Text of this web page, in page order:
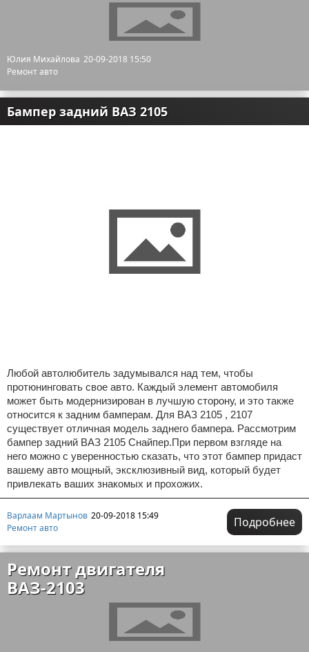
Юлия Михайлова 20-09-2018 15:50
Ремонт авто
Бампер задний ВАЗ 2105
Любой автолюбитель задумывался над тем, чтобы
протюнинговать свое авто. Каждый элемент автомобиля
может быть модернизирован в лучшую сторону, и это также
относится к задним бамперам. Для ВАЗ 2105 , 2107
существует отличная модель заднего бампера. Рассмотрим
бампер задний ВАЗ 2105 Снайпер.При первом взгляде на
него можно с уверенностью сказать, что этот бампер придаст
вашему авто мощный, эксклюзивный вид, который будет
привлекать ваших знакомых и прохожих.
Варлаам Мартынов 20-09-2018 15:49
Ремонт авто
Подробнее
Ремонт двигателя
ВАЗ-2103